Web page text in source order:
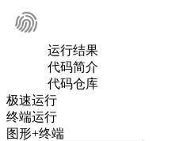
运行结果
代码简介
代码仓库
极速运行
终端运行
图形+终端